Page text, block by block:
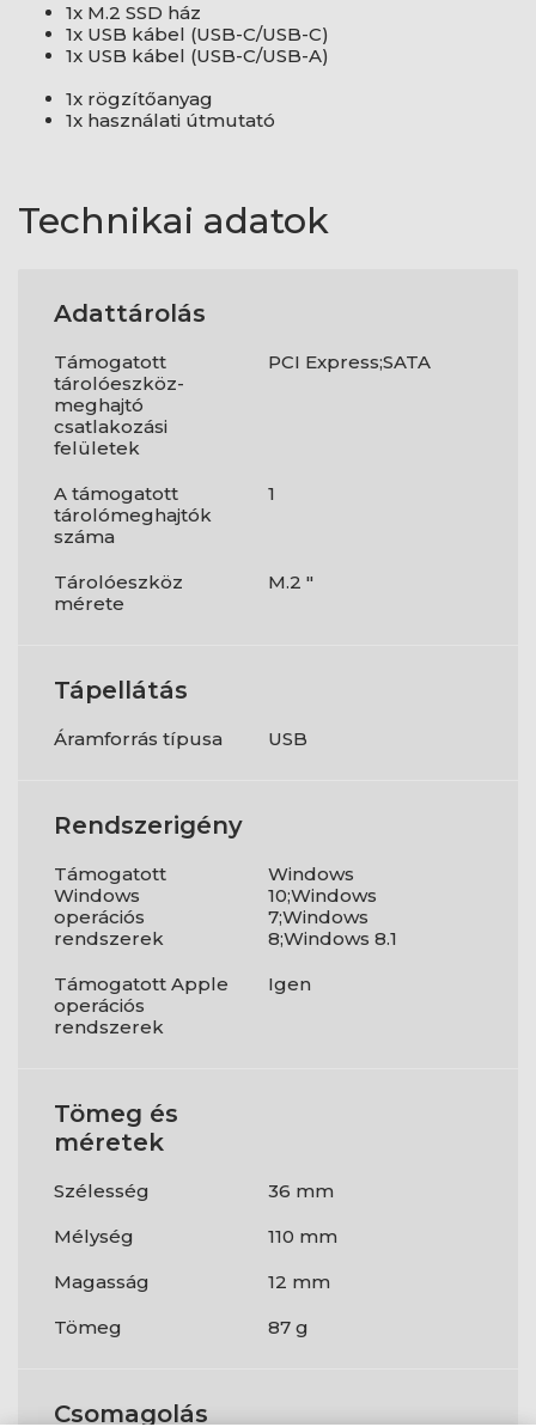
1x M.2 SSD ház
1x USB kábel (USB-C/USB-C)
1x USB kábel (USB-C/USB-A)
1x rögzítőanyag
1x használati útmutató
Technikai adatok
Adattárolás
Támogatott
tárolóeszköz-
meghajtó
csatlakozási
felületek
PCI Express;SATA
A támogatott
tárolómeghajtók
száma
1
Tárolóeszköz
mérete
M.2 "
Tápellátás
Áramforrás típusa USB
Rendszerigény
Támogatott
Windows
operációs
rendszerek
Windows
10;Windows
7;Windows
8;Windows 8.1
Támogatott Apple
operációs
rendszerek
Igen
Tömeg és
méretek
Szélesség
36 mm
Mélység
110 mm
Magasság
12 mm
Tömeg
87 g
Csomagolás